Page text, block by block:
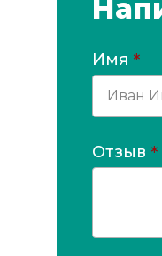
Имя *
Отзыв *